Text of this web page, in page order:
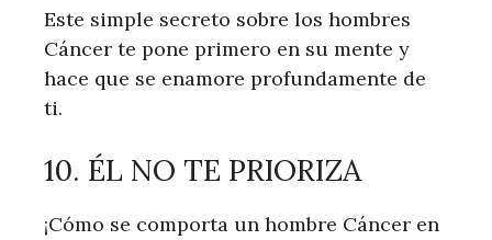
Este simple secreto sobre los hombres
Cáncer te pone primero en su mente y
hace que se enamore profundamente de
ti.
10. ÉL NO TE PRIORIZA
¡Cómo se comporta un hombre Cáncer en